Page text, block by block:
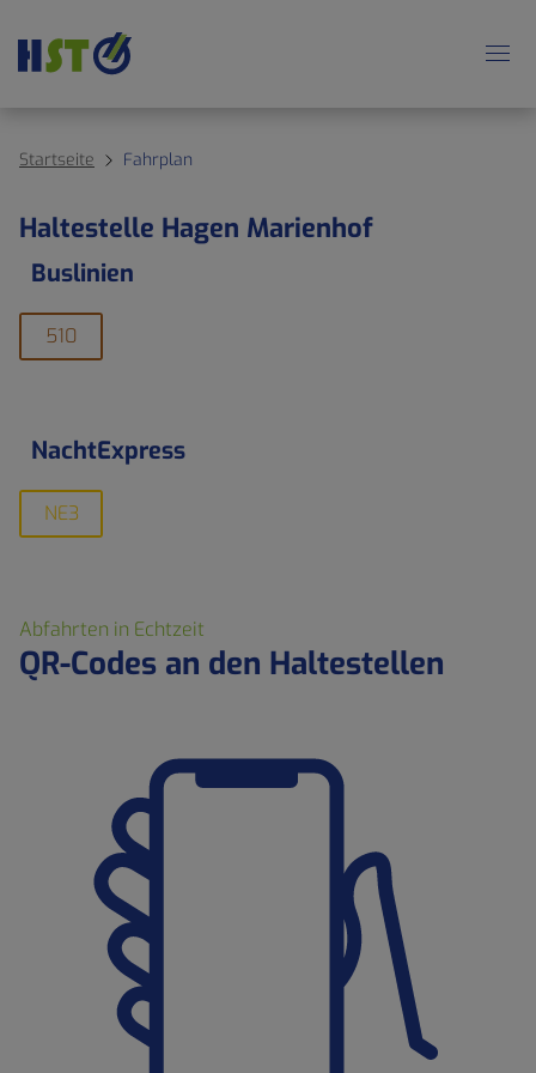
Startseite Fahrplan
Haltestelle Hagen Marienhof
Buslinien
510
NachtExpress
NE3
Abfahrten in Echtzeit
QR-Codes an den Haltestellen